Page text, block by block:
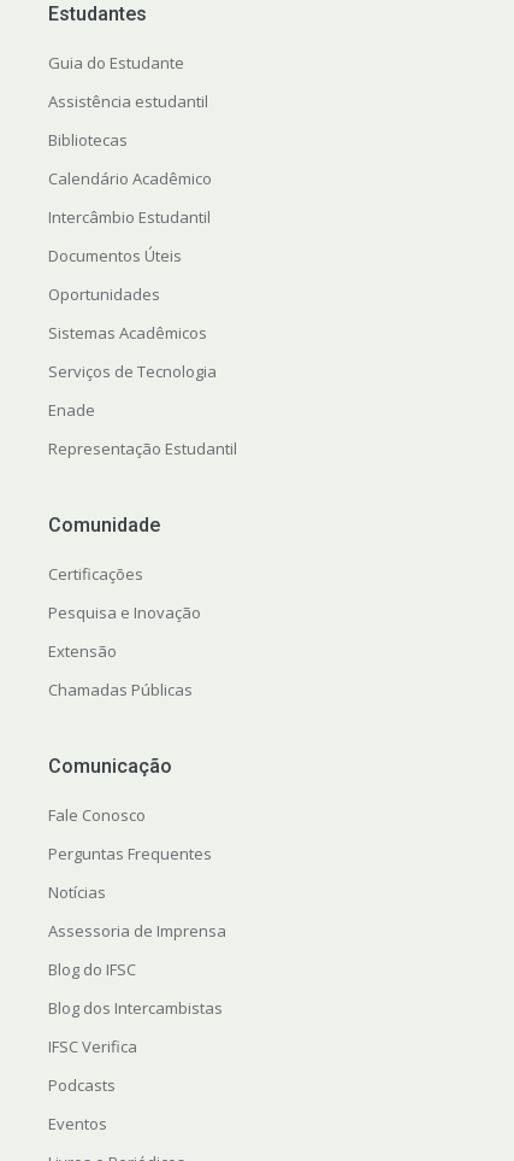
Estudantes
Guia do Estudante
Assistência estudantil
Bibliotecas
Calendário Acadêmico
Intercâmbio Estudantil
Documentos Úteis
Oportunidades
Sistemas Acadêmicos
Serviços de Tecnologia
Enade
Representação Estudantil
Comunidade
Certificações
Pesquisa e Inovação
Extensão
Chamadas Públicas
Comunicação
Fale Conosco
Perguntas Frequentes
Notícias
Assessoria de Imprensa
Blog do IFSC
Blog dos Intercambistas
IFSC Verifica
Podcasts
Eventos